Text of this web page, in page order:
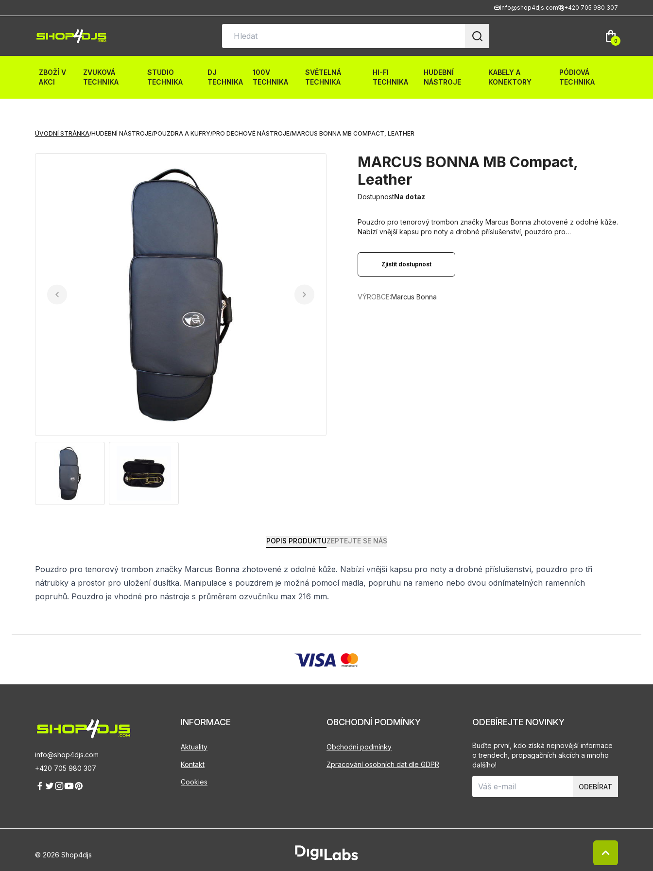
info@shop4djs.com +420 705 980 307
0
ZBOŽÍ V
AKCI
ZVUKOVÁ
TECHNIKA
STUDIO
TECHNIKA
DJ
TECHNIKA
100V
TECHNIKA
SVĚTELNÁ
TECHNIKA
HI-FI
TECHNIKA
HUDEBNÍ
NÁSTROJE
KABELY A
KONEKTORY
PÓDIOVÁ
TECHNIKA
ÚVODNÍ STRÁNKA/HUDEBNÍ NÁSTROJE/POUZDRA A KUFRY/PRO DECHOVÉ NÁSTROJE/MARCUS BONNA MB COMPACT, LEATHER
MARCUS BONNA MB Compact,
Leather
DostupnostNa dotaz
Pouzdro pro tenorový trombon značky Marcus Bonna zhotovené z odolné kůže.
Nabízí vnější kapsu pro noty a drobné příslušenství, pouzdro pro…
Zjistit dostupnost
VÝROBCE:Marcus Bonna
POPIS PRODUKTUZEPTEJTE SE NÁS
Pouzdro pro tenorový trombon značky Marcus Bonna zhotovené z odolné kůže. Nabízí vnější kapsu pro noty a drobné příslušenství, pouzdro pro tři
nátrubky a prostor pro uložení dusítka. Manipulace s pouzdrem je možná pomocí madla, popruhu na rameno nebo dvou odnímatelných ramenních
popruhů. Pouzdro je vhodné pro nástroje s průměrem ozvučníku max 216 mm.
info@shop4djs.com
+420 705 980 307
INFORMACE
Aktuality
Kontakt
Cookies
OBCHODNÍ PODMÍNKY
Obchodní podmínky
Zpracování osobních dat dle GDPR
ODEBÍREJTE NOVINKY
Buďte první, kdo získá nejnovější informace
o trendech, propagačních akcích a mnoho
dalšího!
ODEBÍRAT
© 2026 Shop4djs